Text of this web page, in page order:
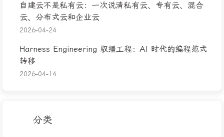
自建云不是私有云：一次说清私有云、专有云、混合
云、分布式云和企业云
2026-04-24
Harness Engineering 驭缰工程：AI 时代的编程范式
转移
2026-04-14
分类